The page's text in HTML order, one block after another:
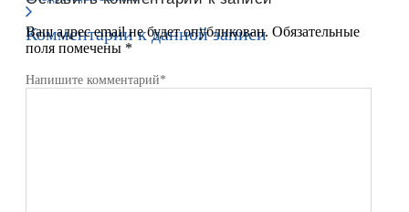
Комментарии к данной записи
Ваш адрес email не будет опубликован. Обязательные
поля помечены *
Напишите комментарий*